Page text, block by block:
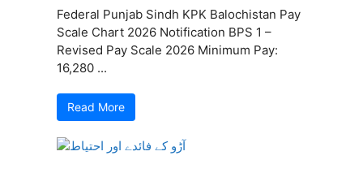
Federal Punjab Sindh KPK Balochistan Pay
Scale Chart 2026 Notification BPS 1 –
Revised Pay Scale 2026 Minimum Pay:
16,280 ...
Read More